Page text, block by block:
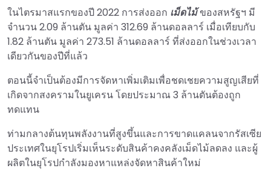
ในไตรมาสแรกของปี 2022 การส่งออก เม็ดไม้ของสหรัฐฯ มี
จำนวน 2.09 ล้านตัน มูลค่า 312.69 ล้านดอลลาร์ เมื่อเทียบกับ
1.82 ล้านตัน มูลค่า 273.51 ล้านดอลลาร์ ที่ส่งออกในช่วงเวลา
เดียวกันของปีที่แล้ว
ตอนนี้จำเป็นต้องมีการจัดหาเพิ่มเติมเพื่อชดเชยความสูญเสียที่
เกิดจากสงครามในยูเครน โดยประมาณ 3 ล้านตันต้องถูก
ทดแทน
ท่ามกลางต้นทุนพลังงานที่สูงขึ้นและการขาดแคลนจากรัสเซีย
ประเทศในยุโรปเริ่มเห็นระดับสินค้าคงคลังเม็ดไม้ลดลง และผู้
ผลิตในยุโรปกำลังมองหาแหล่งจัดหาสินค้าใหม่